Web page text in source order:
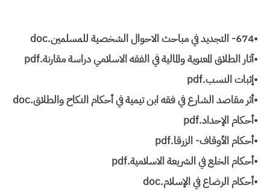
•674- التجديد في مباحث الاحوال الشخصية للمسلمين.doc
•آثار الطلاق المعنوية والمالية في الفقه الاسلامي دراسة مقارنة.pdf
•إثبات النسب.pdf
•أثر مقاصد الشارع في فقه ابن تيمية في أحكام النكاح والطلاق.doc
•أحكام الإحداد.pdf
•أحكام الأوقاف- الزرقا.pdf
•أحكام الخلع في الشريعة الاسلامية.pdf
•أحكام الرضاع في الإسلام.doc